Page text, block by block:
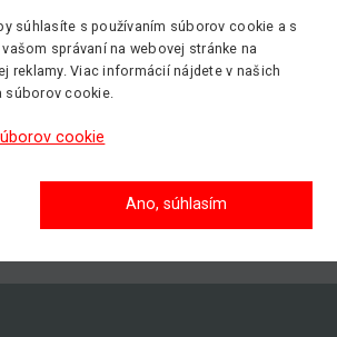
súhlasíte s používaním súborov cookie a s
správaní na webovej stránke na
reklamy. Viac informácií nájdete v našich
súborov cookie.
cookie
Ano, súhlasím